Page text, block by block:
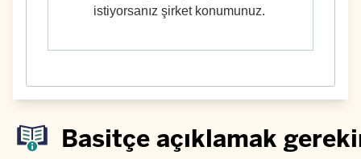
istiyorsanız şirket konumunuz.
Basitçe açıklamak